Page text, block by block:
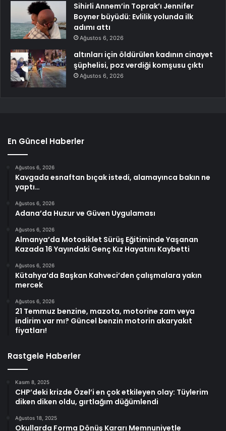
Sihirli Annem’in Toprak’ı Jennifer
Boyner büyüdü: Evlilik yolunda ilk
adımı attı
Ağustos 6, 2026
altınları için öldürülen kadının cinayet
şüphelisi, poz verdiği komşusu çıktı
Ağustos 6, 2026
En Güncel Haberler
Ağustos 6, 2026
Kavgada esnaftan bıçak istedi, alamayınca bakın ne
yaptı…
Ağustos 6, 2026
Adana’da Huzur ve Güven Uygulaması
Ağustos 6, 2026
Almanya’da Motosiklet Sürüş Eğitiminde Yaşanan
Kazada 16 Yayındaki Genç Kız Hayatını Kaybetti
Ağustos 6, 2026
Kütahya’da Başkan Kahveci’den çalışmalara yakın
mercek
Ağustos 6, 2026
21 Temmuz benzine, mazota, motorine zam veya
indirim var mı? Güncel benzin motorin akaryakıt
fiyatları!
Rastgele Haberler
Kasım 8, 2025
CHP’deki krizde Özel’i en çok etkileyen olay: Tüylerim
diken diken oldu, gırtlağım düğümlendi
Ağustos 18, 2025
Okullarda Forma Dönüş Kararı Memnuniyetle